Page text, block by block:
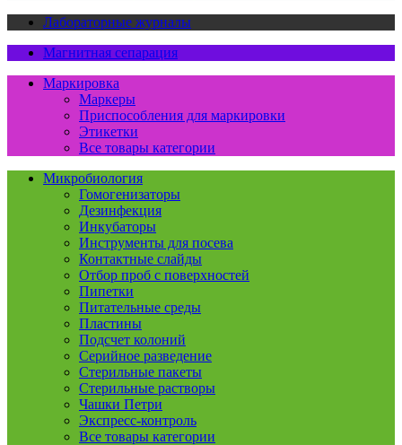
Лабораторные журналы
Магнитная сепарация
Маркировка
Маркеры
Приспособления для маркировки
Этикетки
Все товары категории
Микробиология
Гомогенизаторы
Дезинфекция
Инкубаторы
Инструменты для посева
Контактные слайды
Отбор проб с поверхностей
Пипетки
Питательные среды
Пластины
Подсчет колоний
Серийное разведение
Стерильные пакеты
Стерильные растворы
Чашки Петри
Экспресс-контроль
Все товары категории